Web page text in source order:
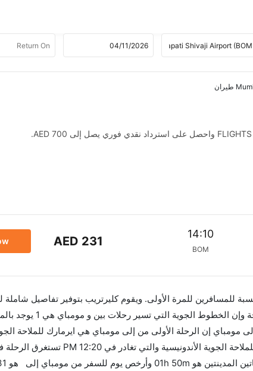
14:10
BOM
AED 231
للمسافرين للمرة الأولى. ويقوم كليرتريب بتوفير تفاصيل شاملة
إن الرحلة الأولى من إلى مومباي هي ايرمارك للملاحة